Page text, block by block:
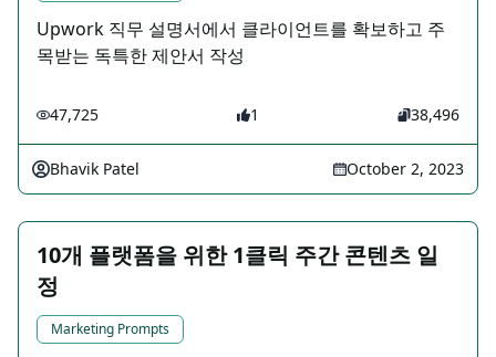
Upwork 직무 설명서에서 클라이언트를 확보하고 주
목받는 독특한 제안서 작성
47,725 1 38,496
Bhavik Patel October 2, 2023
10개 플랫폼을 위한 1클릭 주간 콘텐츠 일
정
Marketing Prompts